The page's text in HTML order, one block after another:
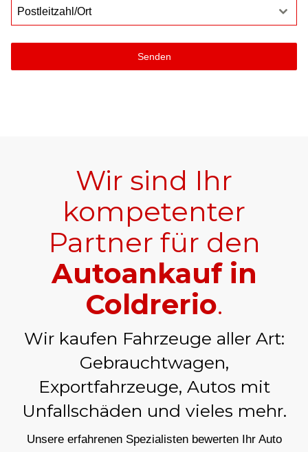
Postleitzahl/Ort
Senden
Wir sind Ihr
kompetenter
Partner für den
Autoankauf in
Coldrerio.
Wir kaufen Fahrzeuge aller Art:
Gebrauchtwagen,
Exportfahrzeuge, Autos mit
Unfallschäden und vieles mehr.
Unsere erfahrenen Spezialisten bewerten Ihr Auto